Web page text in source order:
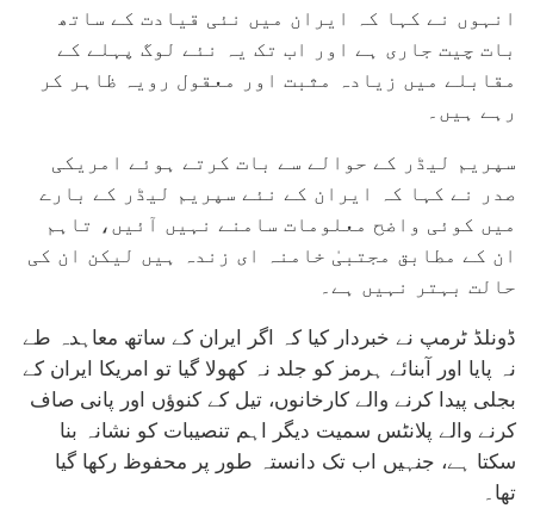
انہوں نے کہا کہ ایران میں نئی قیادت کے ساتھ
بات چیت جاری ہے اور اب تک یہ نئے لوگ پہلے کے
مقابلے میں زیادہ مثبت اور معقول رویہ ظاہر کر
رہے ہیں۔
سپریم لیڈر کے حوالے سے بات کرتے ہوئے امریکی
صدر نے کہا کہ ایران کے نئے سپریم لیڈر کے بارے
میں کوئی واضح معلومات سامنے نہیں آئیں، تاہم
ان کے مطابق مجتبیٰ خامنہ ای زندہ ہیں لیکن ان کی
حالت بہتر نہیں ہے۔
ڈونلڈ ٹرمپ نے خبردار کیا کہ اگر ایران کے ساتھ معاہدہ طے
نہ پایا اور آبنائے ہرمز کو جلد نہ کھولا گیا تو امریکا ایران کے
بجلی پیدا کرنے والے کارخانوں، تیل کے کنوؤں اور پانی صاف
کرنے والے پلانٹس سمیت دیگر اہم تنصیبات کو نشانہ بنا
سکتا ہے، جنہیں اب تک دانستہ طور پر محفوظ رکھا گیا
تھا۔